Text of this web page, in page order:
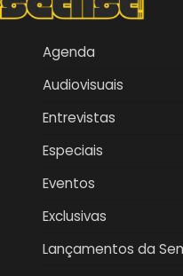
Agenda
Audiovisuais
Entrevistas
Especiais
Eventos
Exclusivas
Lançamentos da